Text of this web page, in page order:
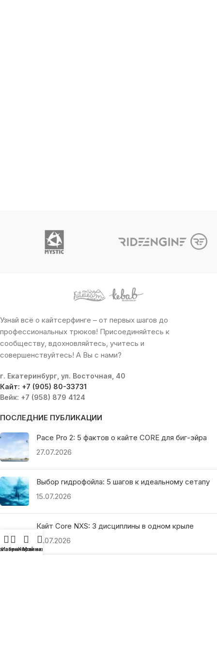
Узнай всё о кайтсерфинге – от первых шагов до
профессиональных трюков! Присоединяйтесь к
сообществу, вдохновляйтесь, учитесь и
совершенствуйтесь! А Вы с нами?
г. Екатеринбург, ул. Восточная, 40
Кайт: +7 (905) 80-33731
Вейк: +7 (958) 879 4124
ПОСЛЕДНИЕ ПУБЛИКАЦИИ
Pace Pro 2: 5 фактов о кайте CORE для биг-эйра
27.07.2026
Выбор гидрофойла: 5 шагов к идеальному сетапу
15.07.2026
Кайт Core NXS: 3 дисциплины в одном крыле
14.07.2026
Избранное
Корзина
Мой аккаунт